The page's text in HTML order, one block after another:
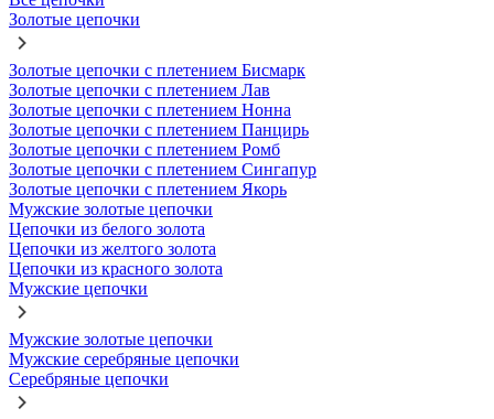
Золотые цепочки
Золотые цепочки с плетением Бисмарк
Золотые цепочки с плетением Лав
Золотые цепочки с плетением Нонна
Золотые цепочки с плетением Панцирь
Золотые цепочки с плетением Ромб
Золотые цепочки с плетением Сингапур
Золотые цепочки с плетением Якорь
Мужские золотые цепочки
Цепочки из белого золота
Цепочки из желтого золота
Цепочки из красного золота
Мужские цепочки
Мужские золотые цепочки
Мужские серебряные цепочки
Серебряные цепочки